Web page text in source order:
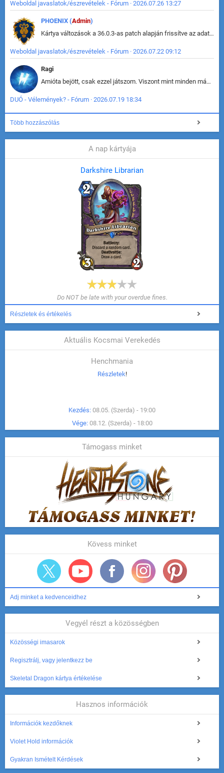
Weboldal javaslatok/észrevételek - Fórum · 2026.07.26 13:27
PHOENIX (Admin)
Kártya változások a 36.0.3-as patch alapján frissítve az adatbázisban (képek is cserélve).
Weboldal javaslatok/észrevételek - Fórum · 2026.07.22 09:12
Ragi
Amióta bejött, csak ezzel játszom. Viszont mint minden más - akár az alapjáték is, ez is baromira összetett lett. Néha már pár kör után is esélytelen az egész. Vagy irreállisan túltápol valaki, vagy lelép a partner, vagy csak hülye mint a segg. És amikor eljönne az én időm, na akkor jön el mindenki másé is. Engem jobban érdekelne, hogy ki milyen ratingen szokott játszani. Na ez lenne egy érdekes adat.
DUÓ - Vélemények? - Fórum · 2026.07.19 18:34
Több hozzászólás
A nap kártyája
Darkshire Librarian
Do NOT be late with your overdue fines.
Részletek és értékelés
Aktuális Kocsmai Verekedés
Henchmania
Részletek!
Kezdés: 08.05. (Szerda) - 19:00
Vége: 08.12. (Szerda) - 18:00
Támogass minket
Kövess minket
Adj minket a kedvenceidhez
Vegyél részt a közösségben
Közösségi imasarok
Regisztrálj, vagy jelentkezz be
Skeletal Dragon kártya értékelése
Hasznos információk
Információk kezdőknek
Violet Hold információk
Gyakran Ismételt Kérdések